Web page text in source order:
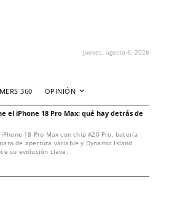
jueves, agosto 6, 2026
360 OPINIÓN
el iPhone 18 Pro Max: qué hay detrás de
18 Pro Max con chip A20 Pro, batería
de apertura variable y Dynamic Island
su evolución clave.